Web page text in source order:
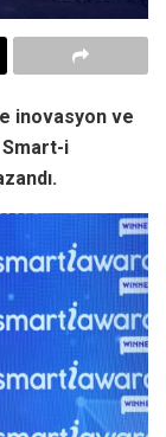
inovasyon ve
Smart-i